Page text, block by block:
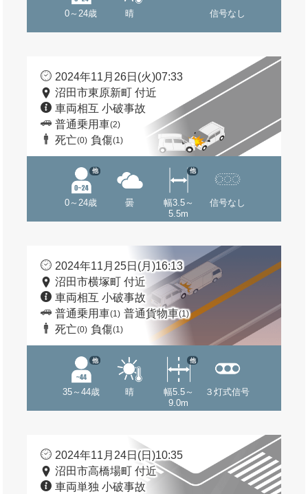
0～24歳 晴 信号なし
2024年11月26日(火)07:33
沼田市東原新町 付近
車両相互 小破事故
普通乗用車(2)
死亡(0) 負傷(1)
0～24歳
他
曇
幅3.5～
5.5m
他
信号なし
2024年11月25日(月)16:13
沼田市横塚町 付近
車両相互 小破事故
普通乗用車(1) 普通貨物車(1)
死亡(0) 負傷(1)
35～44歳
他
晴
幅5.5～
9.0m
他
３灯式信号
2024年11月24日(日)10:35
沼田市高橋場町 付近
車両単独 小破事故